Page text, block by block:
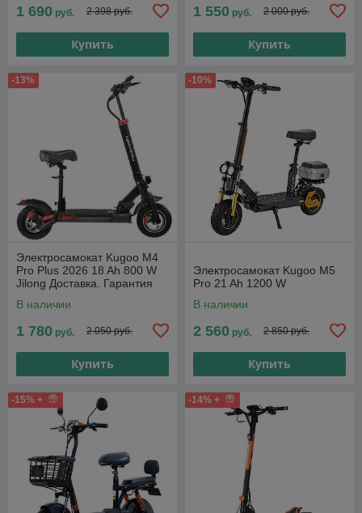
1 690 руб. 2 398 руб.
Купить
1 550 руб. 2 000 руб.
Купить
-13%
Электросамокат Kugoo M4
Pro Plus 2026 18 Ah 800 W
Jilong Доставка. Гарантия
В наличии
1 780 руб. 2 050 руб.
Купить
-10%
Электросамокат Kugoo M5
Pro 21 Ah 1200 W
В наличии
2 560 руб. 2 850 руб.
Купить
-15% + -14% +